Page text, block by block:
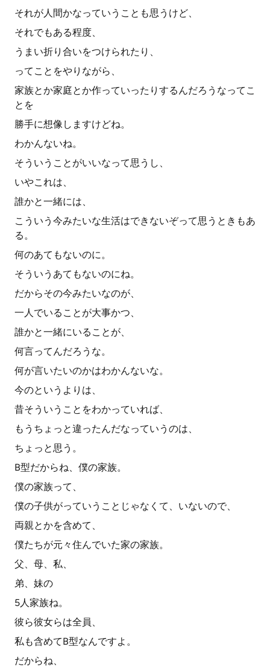
それが人間かなっていうことも思うけど、
それでもある程度、
うまい折り合いをつけられたり、
ってことをやりながら、
家族とか家庭とか作っていったりするんだろうなってこ
とを
勝手に想像しますけどね。
わかんないね。
そういうことがいいなって思うし、
いやこれは、
誰かと一緒には、
こういう今みたいな生活はできないぞって思うときもあ
る。
何のあてもないのに。
そういうあてもないのにね。
だからその今みたいなのが、
一人でいることが大事かつ、
誰かと一緒にいることが、
何言ってんだろうな。
何が言いたいのかはわかんないな。
今のというよりは、
昔そういうことをわかっていれば、
もうちょっと違ったんだなっていうのは、
ちょっと思う。
B型だからね、僕の家族。
僕の家族って、
僕の子供がっていうことじゃなくて、いないので、
両親とかを含めて、
僕たちが元々住んでいた家の家族。
父、母、私、
弟、妹の
5人家族ね。
彼ら彼女らは全員、
私も含めてB型なんですよ。
だからね、